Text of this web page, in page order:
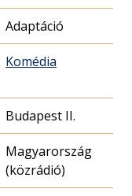
Adaptáció
Komédia
Budapest II.
Magyarország
(közrádió)